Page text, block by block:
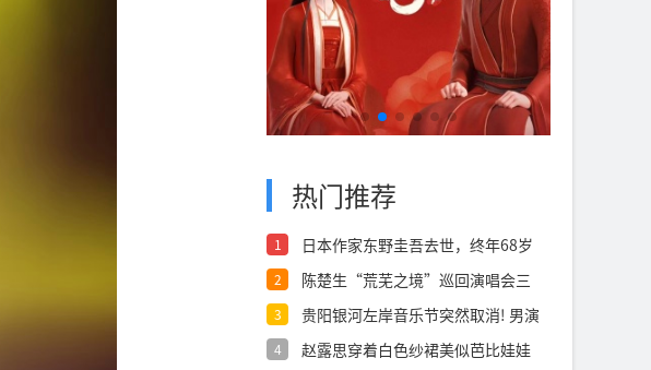
热门推荐
1 日本作家东野圭吾去世，终年68岁
2
陈楚生“荒芜之境”巡回演唱会三
3
贵阳银河左岸音乐节突然取消! 男演
4
赵露思穿着白色纱裙美似芭比娃娃